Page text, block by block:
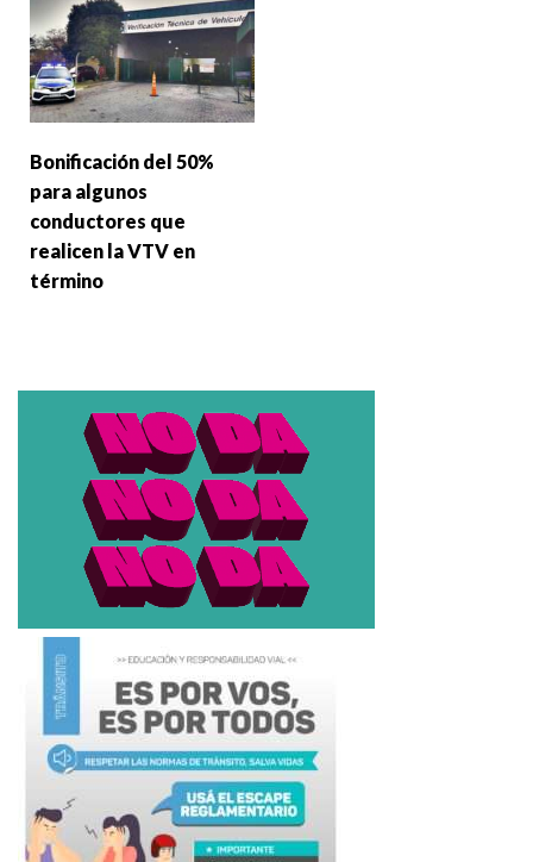
Bonificación del 50%
para algunos
conductores que
realicen la VTV en
término